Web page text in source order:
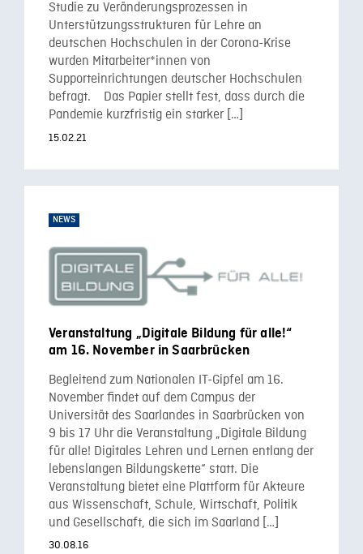
Studie zu Veränderungsprozessen in
Unterstützungsstrukturen für Lehre an
deutschen Hochschulen in der Corona-Krise
wurden Mitarbeiter*innen von
Supporteinrichtungen deutscher Hochschulen
befragt. Das Papier stellt fest, dass durch die
Pandemie kurzfristig ein starker […]
15.02.21
NEWS
Veranstaltung „Digitale Bildung für alle!“
am 16. November in Saarbrücken
Begleitend zum Nationalen IT-Gipfel am 16.
November findet auf dem Campus der
Universität des Saarlandes in Saarbrücken von
9 bis 17 Uhr die Veranstaltung „Digitale Bildung
für alle! Digitales Lehren und Lernen entlang der
lebenslangen Bildungskette“ statt. Die
Veranstaltung bietet eine Plattform für Akteure
aus Wissenschaft, Schule, Wirtschaft, Politik
und Gesellschaft, die sich im Saarland […]
30.08.16